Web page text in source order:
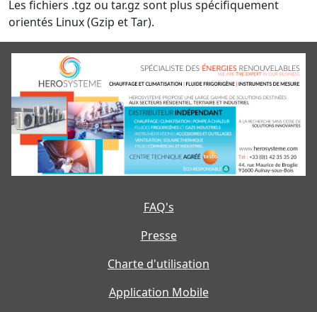
Les fichiers .tgz ou tar.gz sont plus spécifiquement
orientés Linux (Gzip et Tar).
FAQ's
Presse
Charte d'utilisation
Application Mobile